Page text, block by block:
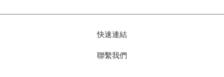
快速連結
聯繫我們